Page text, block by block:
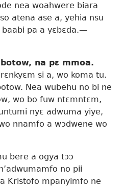
nea woahwere biara
atena ase a, yehia nsu
pa a yɛbɛda.​—
na pɛ mmoa.
si a, wo koma tu.
Nea wubehu no bi ne
wo bo fuw ntɛmntɛm,
nyɛ adwuma yiye,
nnamfo a wɔdwene wo
bere a ogya tɔɔ
no pii
Kristofo mpanyimfo ne